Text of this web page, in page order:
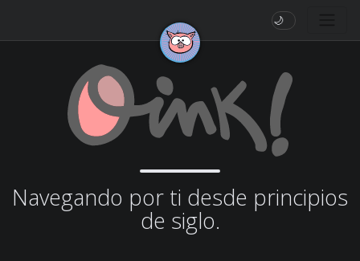
🌙
Navegando por ti desde principios
de siglo.